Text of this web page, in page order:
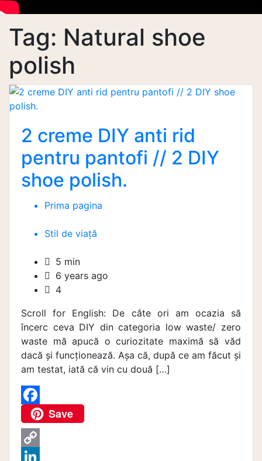
Tag: Natural shoe
polish
2 creme DIY anti rid
pentru pantofi // 2 DIY
shoe polish.
Prima pagina
Stil de viață
5 min
6 years ago
4
Scroll for English: De câte ori am ocazia să
încerc ceva DIY din categoria low waste/ zero
waste mă apucă o curiozitate maximă să văd
dacă și funcționează. Așa că, după ce am făcut și
am testat, iată că vin cu două […]
c
Save
C